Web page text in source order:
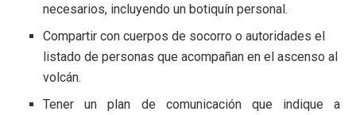
necesarios, incluyendo un botiquín personal.
Compartir con cuerpos de socorro o autoridades el
listado de personas que acompañan en el ascenso al
volcán.
Tener un plan de comunicación que indique a